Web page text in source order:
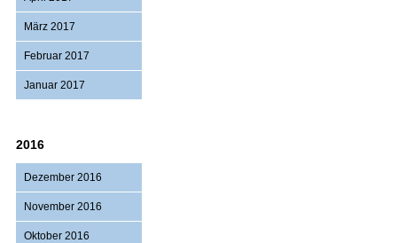
März 2017
Februar 2017
Januar 2017
2016
Dezember 2016
November 2016
Oktober 2016